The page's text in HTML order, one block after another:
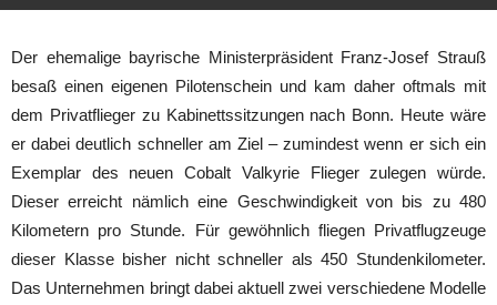
Der ehemalige bayrische Ministerpräsident Franz-Josef Strauß
besaß einen eigenen Pilotenschein und kam daher oftmals mit
dem Privatflieger zu Kabinettssitzungen nach Bonn. Heute wäre
er dabei deutlich schneller am Ziel – zumindest wenn er sich ein
Exemplar des neuen Cobalt Valkyrie Flieger zulegen würde.
Dieser erreicht nämlich eine Geschwindigkeit von bis zu 480
Kilometern pro Stunde. Für gewöhnlich fliegen Privatflugzeuge
dieser Klasse bisher nicht schneller als 450 Stundenkilometer.
Das Unternehmen bringt dabei aktuell zwei verschiedene Modelle